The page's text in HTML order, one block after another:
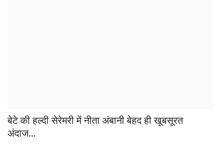
बेटे की हल्दी सेरेमरी में नीता अंबानी बेहद ही खूबसूरत
अंदाज...